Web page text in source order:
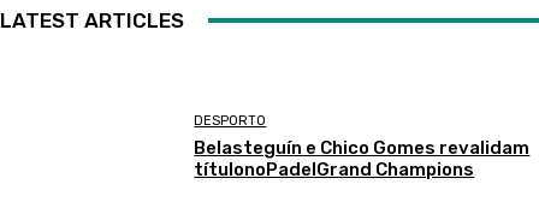
LATEST ARTICLES
DESPORTO
Belasteguín e Chico Gomes revalidam
títulonoPadelGrand Champions